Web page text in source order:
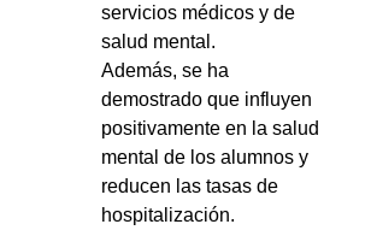
servicios médicos y de
salud mental.
Además, se ha
demostrado que influyen
positivamente en la salud
mental de los alumnos y
reducen las tasas de
hospitalización.